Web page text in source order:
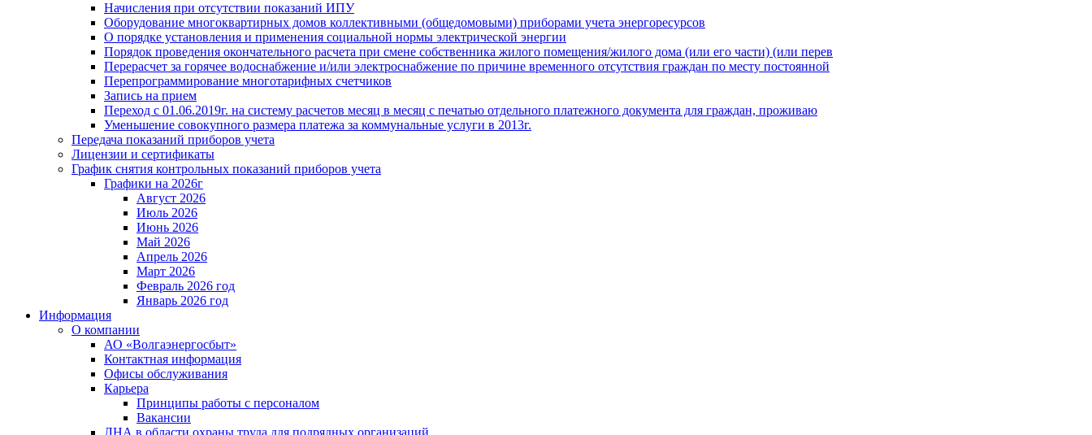
Начисления при отсутствии показаний ИПУ
Оборудование многоквартирных домов коллективными (общедомовыми) приборами учета энергоресурсов
О порядке установления и применения социальной нормы электрической энергии
Порядок проведения окончательного расчета при смене собственника жилого помещения/жилого дома (или его части) (или перев
Перерасчет за горячее водоснабжение и/или электроснабжение по причине временного отсутствия граждан по месту постоянной
Перепрограммирование многотарифных счетчиков
Запись на прием
Переход с 01.06.2019г. на систему расчетов месяц в месяц с печатью отдельного платежного документа для граждан, проживаю
Уменьшение совокупного размера платежа за коммунальные услуги в 2013г.
Передача показаний приборов учета
Лицензии и сертификаты
График снятия контрольных показаний приборов учета
Графики на 2026г
Август 2026
Июль 2026
Июнь 2026
Май 2026
Апрель 2026
Март 2026
Февраль 2026 год
Январь 2026 год
Информация
О компании
АО «Волгаэнергосбыт»
Контактная информация
Офисы обслуживания
Карьера
Принципы работы с персоналом
Вакансии